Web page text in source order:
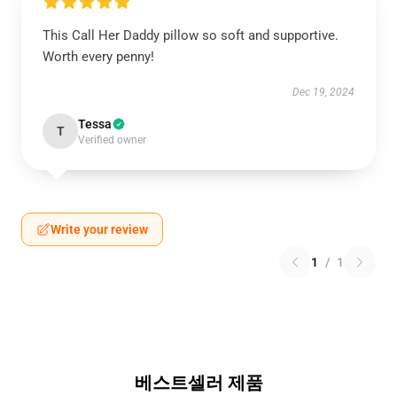
This Call Her Daddy pillow so soft and supportive.
Worth every penny!
Dec 19, 2024
T Tessa
Verified owner
Write your review
1 / 1
베스트셀러 제품